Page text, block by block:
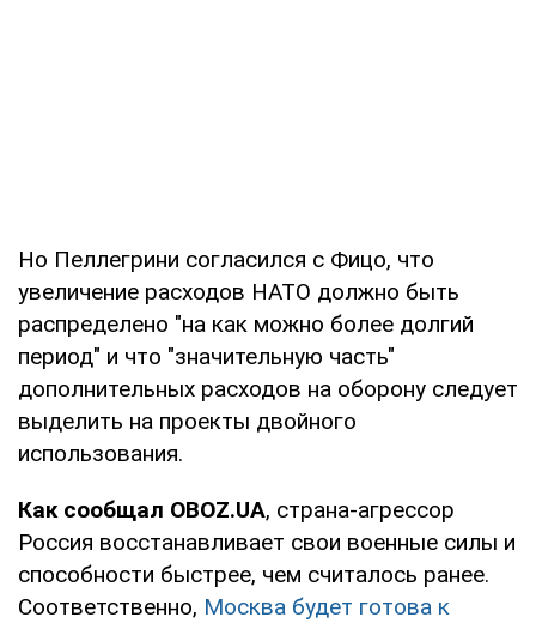
Но Пеллегрини согласился с Фицо, что
увеличение расходов НАТО должно быть
распределено "на как можно более долгий
период" и что "значительную часть"
дополнительных расходов на оборону следует
выделить на проекты двойного
использования.
Как сообщал OBOZ.UA, страна-агрессор
Россия восстанавливает свои военные силы и
способности быстрее, чем считалось ранее.
Соответственно, Москва будет готова к